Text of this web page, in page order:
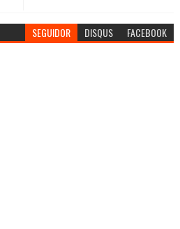
SEGUIDOR DISQUS FACEBOOK